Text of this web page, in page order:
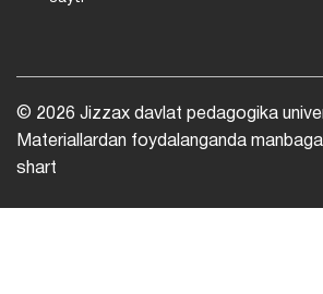
© 2026 Jizzax davlat pedagogika
Materiallardan foydalanganda
shart